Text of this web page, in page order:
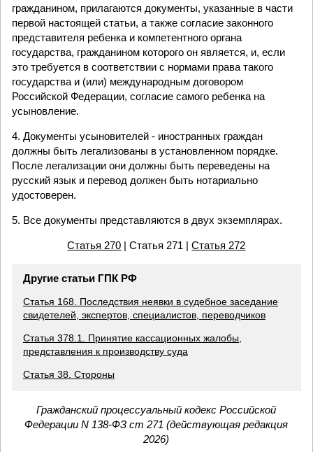
гражданином, прилагаются документы, указанные в части
первой настоящей статьи, а также согласие законного
представителя ребенка и компетентного органа
государства, гражданином которого он является, и, если
это требуется в соответствии с нормами права такого
государства и (или) международным договором
Российской Федерации, согласие самого ребенка на
усыновление.
4. Документы усыновителей - иностранных граждан
должны быть легализованы в установленном порядке.
После легализации они должны быть переведены на
русский язык и перевод должен быть нотариально
удостоверен.
5. Все документы представляются в двух экземплярах.
Статья 270 | Статья 271 |Статья 272
Другие статьи ГПК РФ
Статья 168. Последствия неявки в судебное заседание
свидетелей, экспертов, специалистов, переводчиков
Статья 378.1. Принятие кассационных жалобы,
представления к производству суда
Статья 38. Стороны
Гражданский процессуальный кодекс Российской
Федерации N 138-ФЗ ст 271 (действующая редакция
2026)